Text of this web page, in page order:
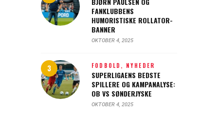
FANKLUBBENS
HUMORISTISKE ROLLATOR-
BANNER
OKTOBER 4, 2025
FODBOLD, NYHEDER
SUPERLIGAENS BEDSTE
SPILLERE OG KAMPANALYSE:
OB VS SØNDERJYSKE
OKTOBER 4, 2025